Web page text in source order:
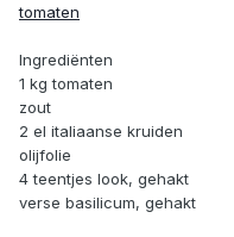
tomaten
Ingrediënten
1 kg tomaten
zout
2 el italiaanse kruiden
olijfolie
4 teentjes look, gehakt
verse basilicum, gehakt